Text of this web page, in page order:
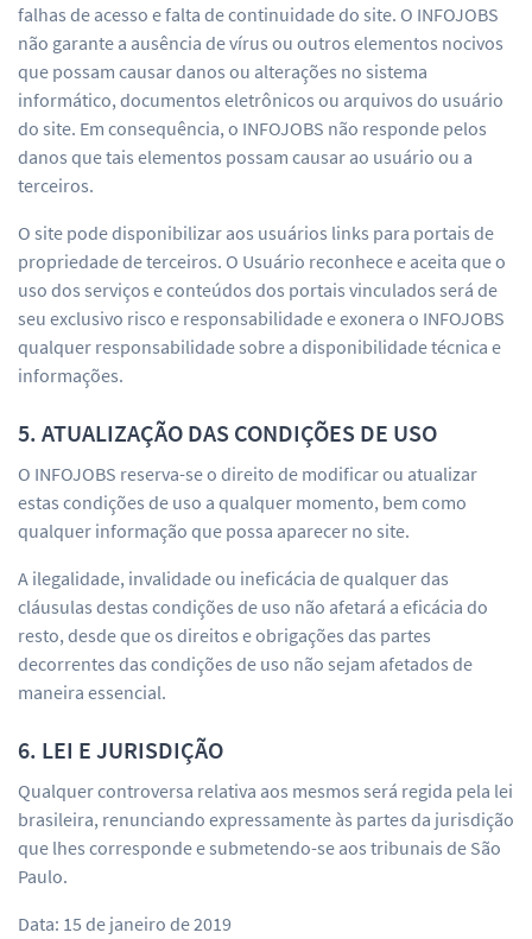
falhas de acesso e falta de continuidade do site. O INFOJOBS
não garante a ausência de vírus ou outros elementos nocivos
que possam causar danos ou alterações no sistema
informático, documentos eletrônicos ou arquivos do usuário
do site. Em consequência, o INFOJOBS não responde pelos
danos que tais elementos possam causar ao usuário ou a
terceiros.
O site pode disponibilizar aos usuários links para portais de
propriedade de terceiros. O Usuário reconhece e aceita que o
uso dos serviços e conteúdos dos portais vinculados será de
seu exclusivo risco e responsabilidade e exonera o INFOJOBS
qualquer responsabilidade sobre a disponibilidade técnica e
informações.
5. ATUALIZAÇÃO DAS CONDIÇÕES DE USO
O INFOJOBS reserva-se o direito de modificar ou atualizar
estas condições de uso a qualquer momento, bem como
qualquer informação que possa aparecer no site.
A ilegalidade, invalidade ou ineficácia de qualquer das
cláusulas destas condições de uso não afetará a eficácia do
resto, desde que os direitos e obrigações das partes
decorrentes das condições de uso não sejam afetados de
maneira essencial.
6. LEI E JURISDIÇÃO
Qualquer controversa relativa aos mesmos será regida pela lei
brasileira, renunciando expressamente às partes da jurisdição
que lhes corresponde e submetendo-se aos tribunais de São
Paulo.
Data: 15 de janeiro de 2019